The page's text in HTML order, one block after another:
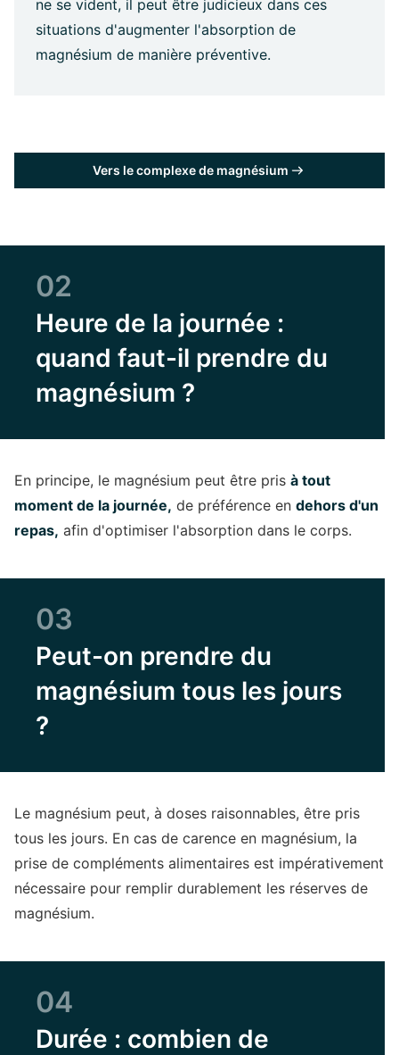
ne se vident, il peut être judicieux dans ces
situations d'augmenter l'absorption de
magnésium de manière préventive.
Vers le complexe de magnésium
02
Heure de la journée :
quand faut-il prendre du
magnésium ?
En principe, le magnésium peut être pris à tout
moment de la journée, de préférence en dehors d'un
repas, afin d'optimiser l'absorption dans le corps.
03
Peut-on prendre du
magnésium tous les jours
?
Le magnésium peut, à doses raisonnables, être pris
tous les jours. En cas de carence en magnésium, la
prise de compléments alimentaires est impérativement
nécessaire pour remplir durablement les réserves de
magnésium.
04
Durée : combien de